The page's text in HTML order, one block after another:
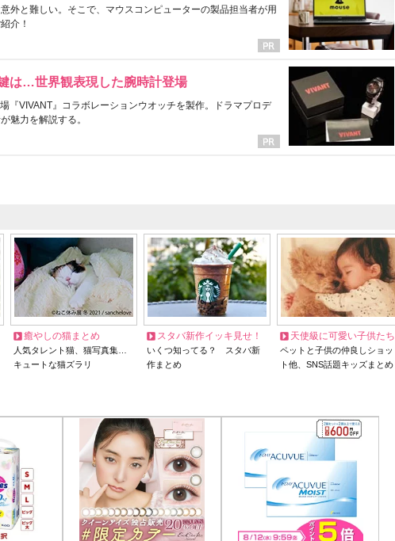
外と難しい。そこで、マウスコンピューターの製品担当者が用
介！
は…世界観表現した腕時計登場
『VIVANT』コラボレーションウオッチを製作。ドラマプロデ
魅力を解説する。
癒やしの猫まとめ
人気タレント猫、猫写真集…
キュートな猫ズラリ
スタバ新作イッキ見せ！
いくつ知ってる？ スタバ新
作まとめ
天使級に可愛い子供たち
ペットと子供の仲良しショッ
ト他、SNS話題キッズまとめ